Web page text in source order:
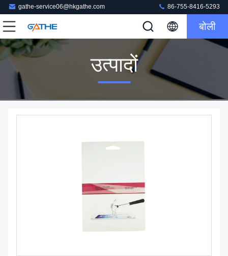
gathe-service06@hkgathe.com 86-755-8416-5293
बोली
उत्पादों